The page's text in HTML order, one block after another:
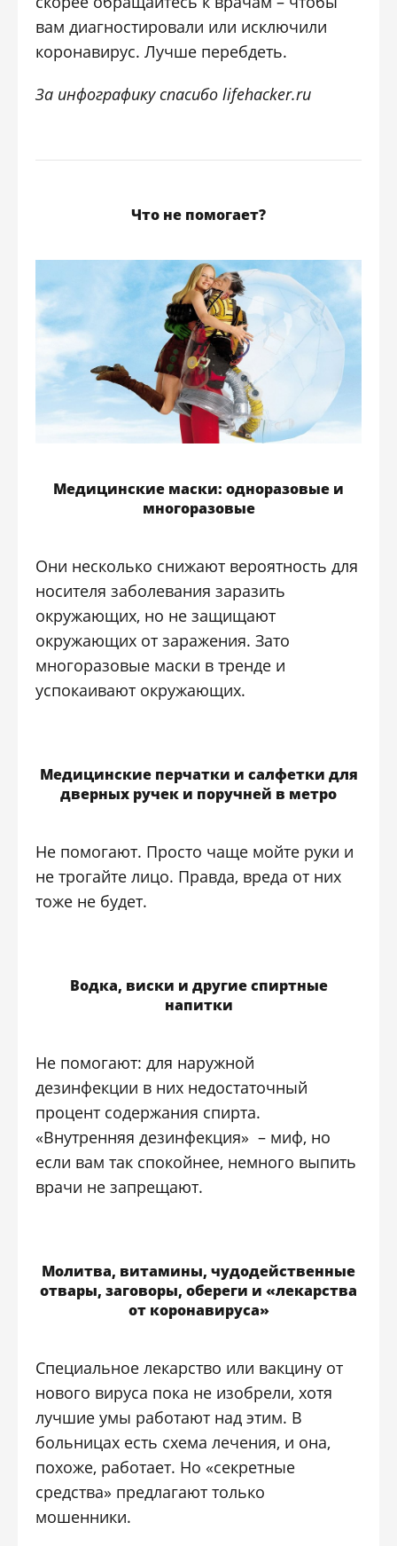
вам диагностировали или исключили
коронавирус. Лучше перебдеть.
За инфографику спасибо lifehacker.ru
Что не помогает?
Медицинские маски: одноразовые и
многоразовые
Они несколько снижают вероятность для
носителя заболевания заразить
окружающих, но не защищают
окружающих от заражения. Зато
многоразовые маски в тренде и
успокаивают окружающих.
Медицинские перчатки и салфетки для
дверных ручек и поручней в метро
Не помогают. Просто чаще мойте руки и
не трогайте лицо. Правда, вреда от них
тоже не будет.
Водка, виски и другие спиртные
напитки
Не помогают: для наружной
дезинфекции в них недостаточный
процент содержания спирта.
«Внутренняя дезинфекция» – миф, но
если вам так спокойнее, немного выпить
врачи не запрещают.
Молитва, витамины, чудодейственные
отвары, заговоры, обереги и «лекарства
от коронавируса»
Специальное лекарство или вакцину от
нового вируса пока не изобрели, хотя
лучшие умы работают над этим. В
больницах есть схема лечения, и она,
похоже, работает. Но «секретные
средства» предлагают только
мошенники.